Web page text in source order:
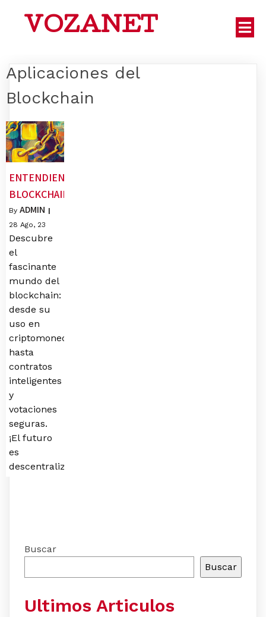
VOZANET
Aplicaciones del
Blockchain
ENTENDIENDO
BLOCKCHAIN
By ADMIN |
28 Ago, 23
Descubre
el
fascinante
mundo del
blockchain:
desde su
uso en
criptomonedas
hasta
contratos
inteligentes
y
votaciones
seguras.
¡El futuro
es
descentralizado!
Buscar
Buscar
Ultimos Articulos